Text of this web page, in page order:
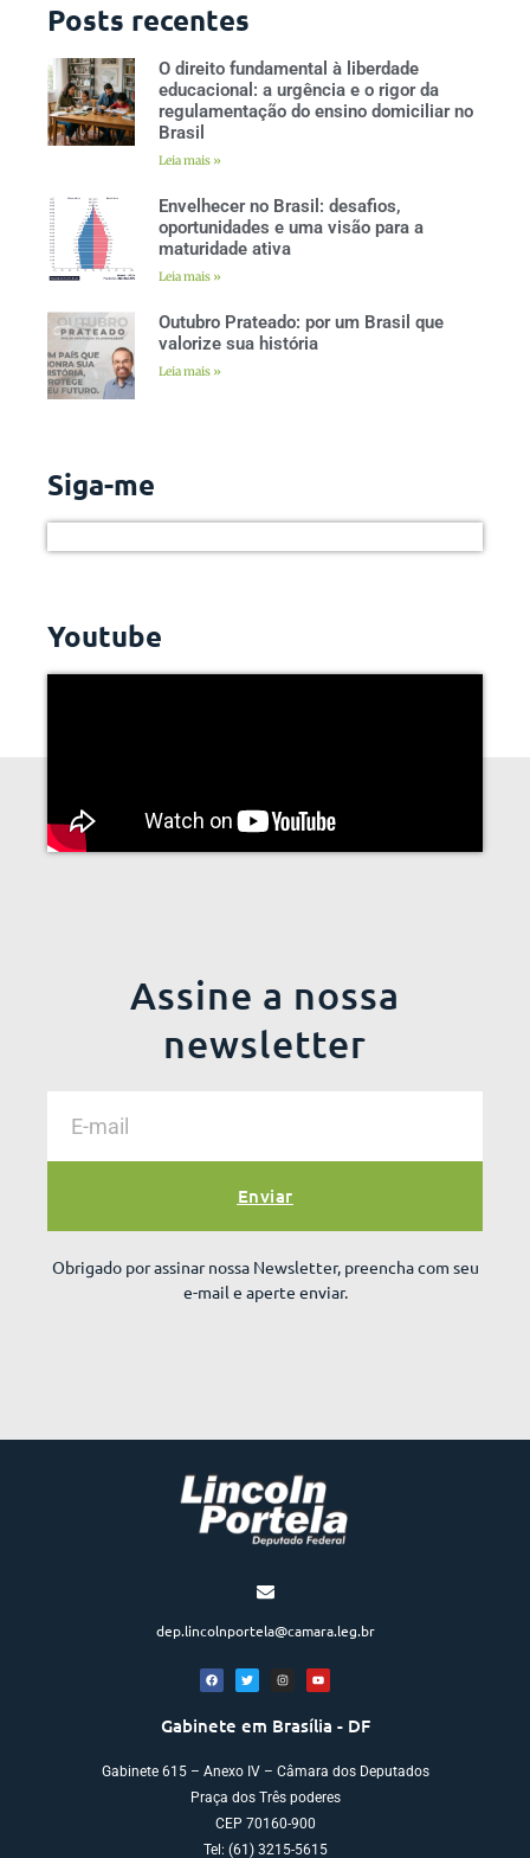
Posts recentes
O direito fundamental à liberdade
educacional: a urgência e o rigor da
regulamentação do ensino domiciliar no
Brasil
Leia mais »
Envelhecer no Brasil: desafios,
oportunidades e uma visão para a
maturidade ativa
Leia mais »
Outubro Prateado: por um Brasil que
valorize sua história
Leia mais »
Siga-me
Youtube
Assine a nossa
newsletter
Enviar
Obrigado por assinar nossa Newsletter, preencha com seu
e-mail e aperte enviar.
dep.lincolnportela@camara.leg.br
Gabinete em Brasília - DF
Gabinete 615 – Anexo IV – Câmara dos Deputados
Praça dos Três poderes
CEP 70160-900
Tel: (61) 3215-5615